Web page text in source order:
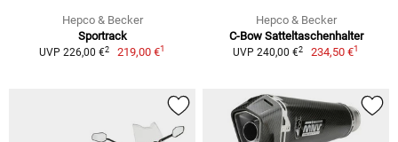
Hepco & Becker
Sportrack
UVP 226,00 €2 219,00 €1
Hepco & Becker
C-Bow Satteltaschenhalter
UVP 240,00 €2 234,50 €1